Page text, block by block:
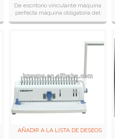
Cb200plus
De escritorio vinculante máquina
perfecta máquina obligatoria del
peine cb200 plus de tono: el uso
AÑADIR A LA LISTA DE DESEOS